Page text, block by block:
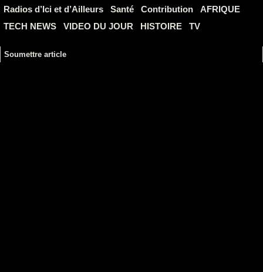
Radios d’Ici et d’Ailleurs
Santé Contribution
AFRIQUE
TECH NEWS
VIDEO DU JOUR HISTOIRE TV
Soumettre article